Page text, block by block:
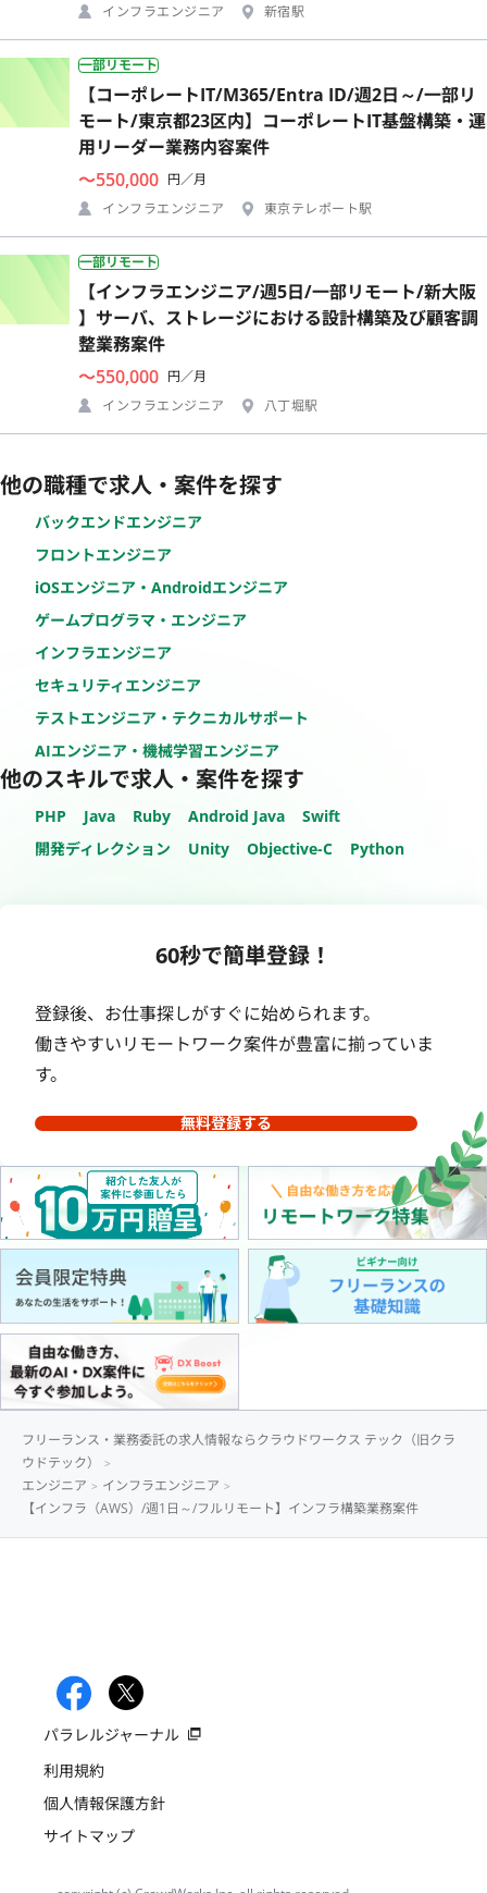
インフラエンジニア
新宿駅
一部リモート
【コーポレートIT/M365/Entra ID/週2日～/一部リ
モート/東京都23区内】コーポレートIT基盤構築・運
用リーダー業務内容案件
〜550,000 円／月
インフラエンジニア
東京テレポート駅
一部リモート
【インフラエンジニア/週5日/一部リモート/新大阪
】サーバ、ストレージにおける設計構築及び顧客調
整業務案件
〜550,000 円／月
インフラエンジニア
八丁堀駅
他の職種で求人・案件を探す
バックエンドエンジニア
フロントエンジニア
iOSエンジニア・Androidエンジニア
ゲームプログラマ・エンジニア
インフラエンジニア
セキュリティエンジニア
テストエンジニア・テクニカルサポート
AIエンジニア・機械学習エンジニア
他のスキルで求人・案件を探す
PHP Java Ruby Android Java
Swift
開発ディレクション
Unity Objective-C Python
60秒で簡単登録！
登録後、お仕事探しがすぐに始められます。
働きやすいリモートワーク案件が豊富に揃っていま
す。
無料登録する
フリーランス・業務委託の求人情報ならクラウドワークス テック（旧クラ
ウドテック）
エンジニア
インフラエンジニア
【インフラ（AWS）/週1日～/フルリモート】インフラ構築業務案件
パラレルジャーナル
利用規約
個人情報保護方針
サイトマップ